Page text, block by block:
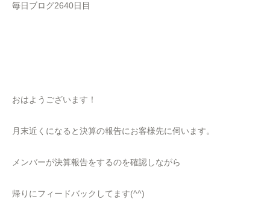
毎日ブログ2640日目
おはようございます！
月末近くになると決算の報告にお客様先に伺います。
メンバーが決算報告をするのを確認しながら
帰りにフィードバックしてます(^^)